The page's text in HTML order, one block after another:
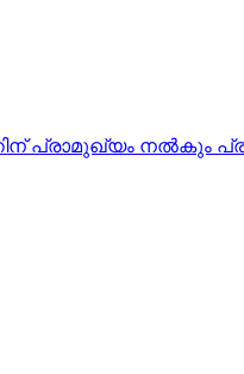
പ്രാമുഖ്യം നല്‍കും